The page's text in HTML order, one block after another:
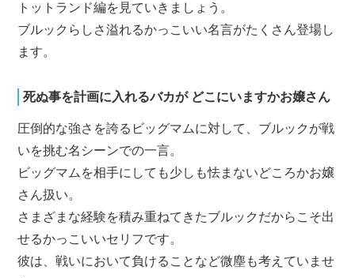
トットランド編を見ていきましょう。
ブルックらしさ溢れるかっこいい名言がたくさん登場し
ます。
死ぬ事を計画に入れるバカが どこにいますかお嬢さん
圧倒的な強さを誇るビッグマムに対して、ブルックが戦
いを挑む名シーンでの一言。
ビッグマムを相手にしても少しも怯まないどころかお嬢
さん扱い。
さまざまな経験を積み重ねてきたブルックだからこそ出
せるかっこいいセリフです。
彼は、戦いにおいて負けることなど微塵も考えていませ